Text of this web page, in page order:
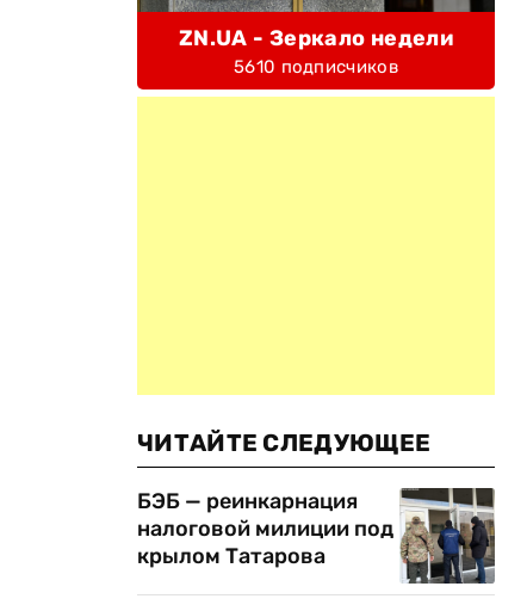
ZN.UA - Зеркало недели
5610 подписчиков
ЧИТАЙТЕ СЛЕДУЮЩЕЕ
БЭБ — реинкарнация
налоговой милиции под
крылом Татарова